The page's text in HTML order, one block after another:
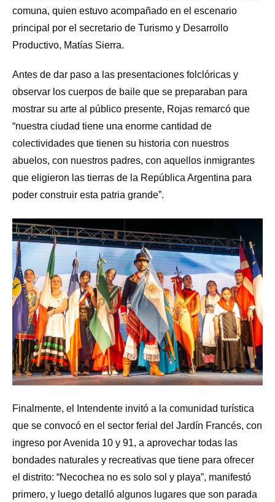
comuna, quien estuvo acompañado en el escenario
principal por el secretario de Turismo y Desarrollo
Productivo, Matías Sierra.
Antes de dar paso a las presentaciones folclóricas y
observar los cuerpos de baile que se preparaban para
mostrar su arte al público presente, Rojas remarcó que
“nuestra ciudad tiene una enorme cantidad de
colectividades que tienen su historia con nuestros
abuelos, con nuestros padres, con aquellos inmigrantes
que eligieron las tierras de la República Argentina para
poder construir esta patria grande”.
Finalmente, el Intendente invitó a la comunidad turística
que se convocó en el sector ferial del Jardín Francés, con
ingreso por Avenida 10 y 91, a aprovechar todas las
bondades naturales y recreativas que tiene para ofrecer
el distrito: “Necochea no es solo sol y playa”, manifestó
primero, y luego detalló algunos lugares que son parada